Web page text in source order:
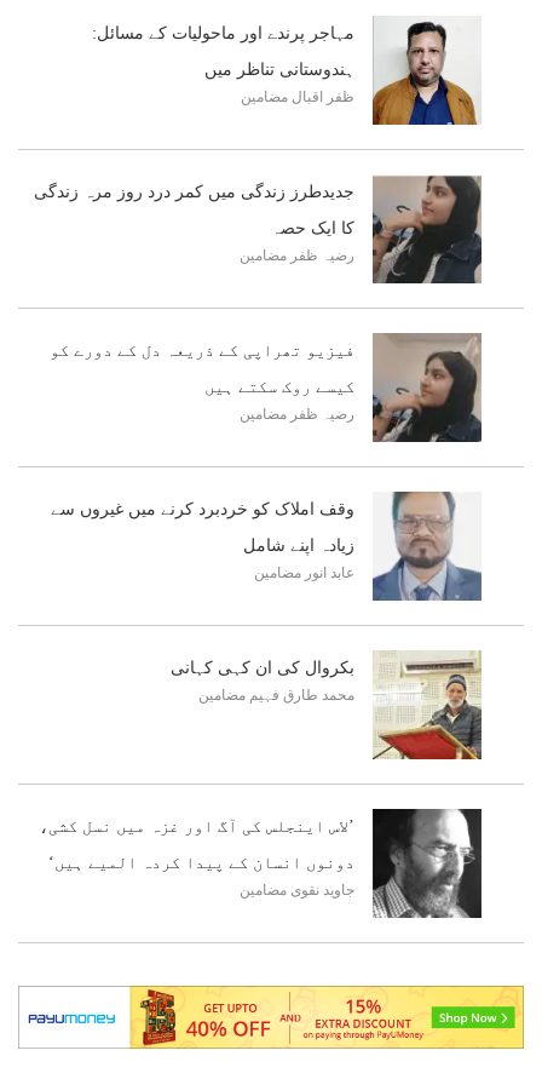
مہاجر پرندے اور ماحولیات کے مسائل:
ہندوستانی تناظر میں
ظفر اقبال مضامین
جدیدطرز زندگی میں کمر درد روز مرہ زندگی
کا ایک حصہ
رضیہ ظفر مضامین
فیزیو تھراپی کے ذریعہ دل کے دورے کو
کیسے روک سکتے ہیں
رضیہ ظفر مضامین
وقف املاک کو خردبرد کرنے میں غیروں سے
زیادہ اپنے شامل
عابد انور مضامین
بکروال کی ان کہی کہانی
محمد طارق فہیم مضامین
’لاس اینجلس کی آگ اور غزہ میں نسل کشی،
دونوں انسان کے پیدا کردہ المیے ہیں‘
جاوید نقوی مضامین